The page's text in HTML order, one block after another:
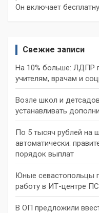
Он включает
Свежие записи
На 10% больше: ЛДПР
учителям, врачам и
Возле школ и
устанавливать
По 5 тысяч рублей на
автоматически:
порядок выплат
Юные севастопольцы
работу в ИТ-центре
В ОП предложили